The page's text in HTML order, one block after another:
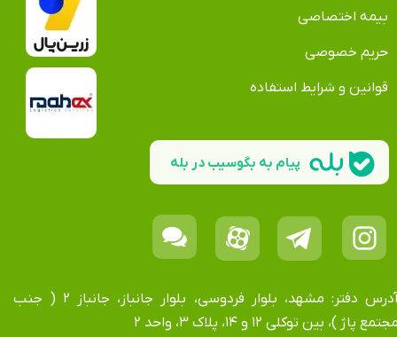
بیمه اختصاصی
حریم خصوصی
قوانین و شرایط استفاده
آدرس دفتر: مشهد، بلوار فردوسی، بلوار جانباز، جانباز ۲ ( جنب
پاژ )، بین توکلی ۱۲ و ۱۴، پلاک ۳، واحد ۲
پیام به بگوسیب در بله